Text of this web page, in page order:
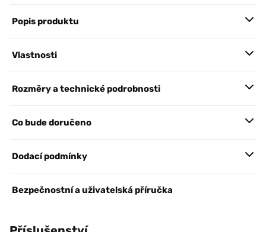
Popis produktu
Vlastnosti
Rozměry a technické podrobnosti
Co bude doručeno
Dodací podmínky
Bezpečnostní a uživatelská příručka